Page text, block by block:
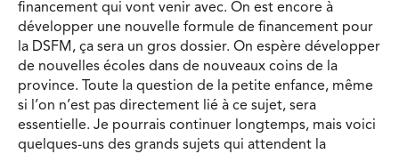
financement qui vont venir avec. On est encore à
développer une nouvelle formule de financement pour
la DSFM, ça sera un gros dossier. On espère développer
de nouvelles écoles dans de nouveaux coins de la
province. Toute la question de la petite enfance, même
si l’on n’est pas directement lié à ce sujet, sera
essentielle. Je pourrais continuer longtemps, mais voici
quelques-uns des grands sujets qui attendent la